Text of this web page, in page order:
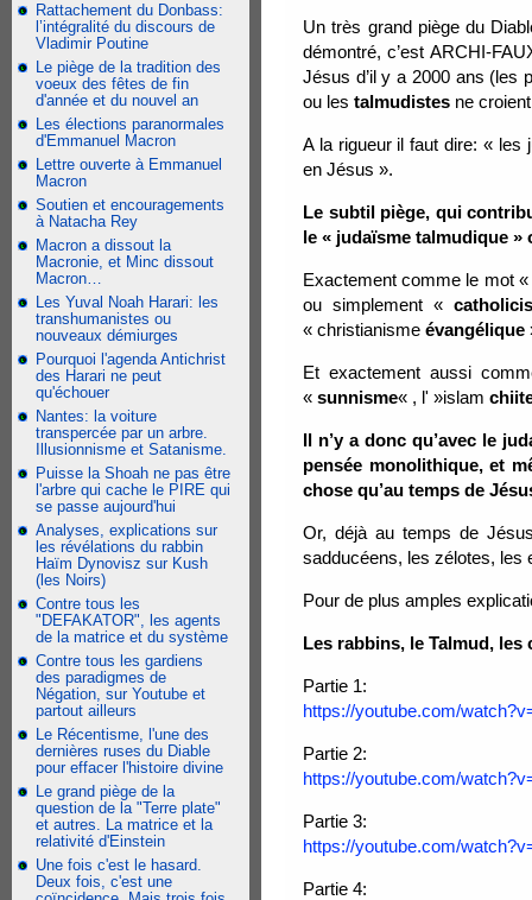
Rattachement du Donbass:
l’intégralité du discours de
Vladimir Poutine
Le piège de la tradition des
voeux des fêtes de fin
d'année et du nouvel an
Les élections paranormales
d'Emmanuel Macron
Lettre ouverte à Emmanuel
Macron
Soutien et encouragements
à Natacha Rey
Macron a dissout la
Macronie, et Minc dissout
Macron…
Les Yuval Noah Harari: les
transhumanistes ou
nouveaux démiurges
Pourquoi l'agenda Antichrist
des Harari ne peut
qu'échouer
Nantes: la voiture
transpercée par un arbre.
Illusionnisme et Satanisme.
Puisse la Shoah ne pas être
l'arbre qui cache le PIRE qui
se passe aujourd'hui
Analyses, explications sur
les révélations du rabbin
Haïm Dynovisz sur Kush
(les Noirs)
Contre tous les
"DEFAKATOR", les agents
de la matrice et du système
Contre tous les gardiens
des paradigmes de
Négation, sur Youtube et
partout ailleurs
Le Récentisme, l'une des
dernières ruses du Diable
pour effacer l'histoire divine
Le grand piège de la
question de la "Terre plate"
et autres. La matrice et la
relativité d'Einstein
Une fois c'est le hasard.
Deux fois, c'est une
Un très grand piège du
démontré, c’est ARCHI-
Jésus d’il y a 2000 ans (les
ou les talmudistes ne
A la rigueur il faut dire: « les
en Jésus ».
Le subtil piège, qui
le « judaïsme talmudique »
Exactement comme le mot «
ou simplement «
« christianisme évangélique
Et exactement aussi
« sunnisme« , l' »islam
Il n’y a donc qu’avec le
pensée monolithique, et
chose qu’au temps de
Or, déjà au temps de
sadducéens, les zélotes, les
Pour de plus amples
Les rabbins, le Talmud, les
Partie 1:
https://youtube.com/
Partie 2:
https://youtube.com/
Partie 3:
https://youtube.com/
Partie 4: